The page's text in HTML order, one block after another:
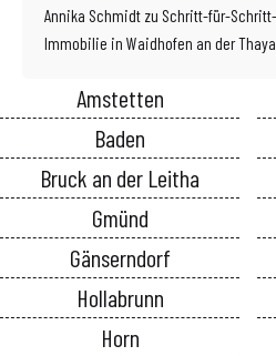
Annika Schmidt zu Schritt-für-
Immobilie in Waidhofen an der
Amstetten
Baden
Bruck an der Leitha
Gmünd
Gänserndorf
Hollabrunn
Horn